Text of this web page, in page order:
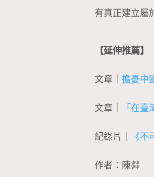
有真正建立屬
【延伸推薦】
文章｜擔憂中
文章｜ 「在
紀錄片｜ 《
作者：陳茻